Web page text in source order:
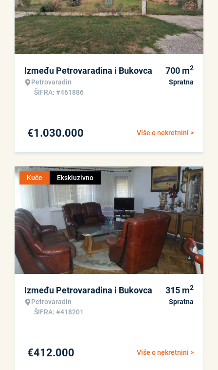
Između Petrovaradina i Bukovca
Petrovaradin
ŠIFRA: #461886
700 m2
Spratna
Više o nekretnini >
€1.030.000
Kuće Ekskluzivno
Između Petrovaradina i Bukovca
Petrovaradin
ŠIFRA: #418201
315 m2
Spratna
Više o nekretnini >
€412.000